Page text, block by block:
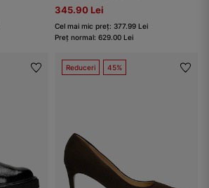
345.90 Lei
Cel mai mic preț: 377.99 Lei
Preț normal: 629.00 Lei
Reduceri 45%